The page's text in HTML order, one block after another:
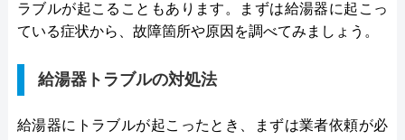
ラブルが起こることもあります。まずは給湯器に起こっ
ている症状から、故障箇所や原因を調べてみましょう。
給湯器トラブルの対処法
給湯器にトラブルが起こったとき、まずは業者依頼が必